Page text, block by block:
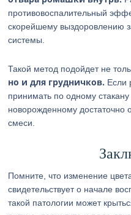
противовоспалительный
скорейшему выздоровлению
системы.
Такой метод подойдет не
но и для грудничков. Если
принимать по одному стакану
новорожденному достаточно
смеси.
Помните, что изменение
свидетельствует о начале
такой патологии может